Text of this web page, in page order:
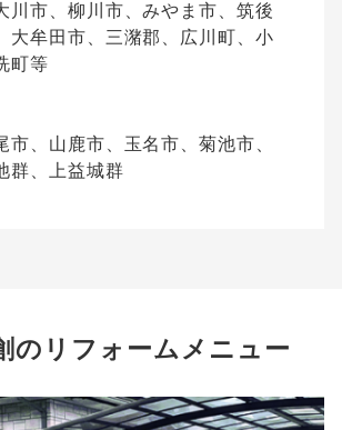
川市、柳川市、みやま市、筑後
大牟田市、三潴郡、広川町、小
町等
市、山鹿市、玉名市、菊池市、
群、上益城群
のリフォームメニュー